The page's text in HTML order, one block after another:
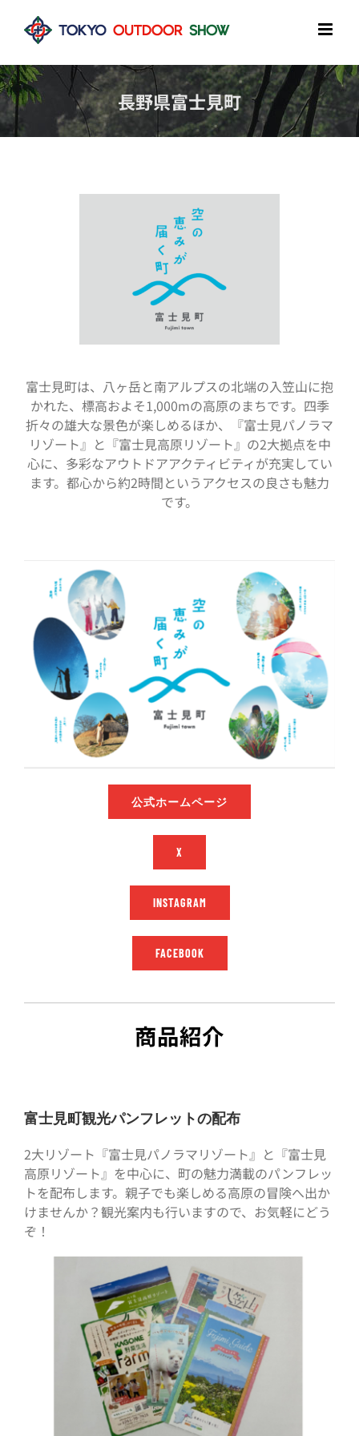
content
長野県富士見町
富士見町は、八ヶ岳と南アルプスの北端の入笠山に抱
かれた、標高およそ1,000mの高原のまちです。四季
折々の雄大な景色が楽しめるほか、『富士見パノラマ
リゾート』と『富士見高原リゾート』の2大拠点を中
心に、多彩なアウトドアアクティビティが充実してい
ます。都心から約2時間というアクセスの良さも魅力
です。
公式ホームページ
X
INSTAGRAM
FACEBOOK
商品紹介
富士見町観光パンフレットの配布
2大リゾート『富士見パノラマリゾート』と『富士見
高原リゾート』を中心に、町の魅力満載のパンフレッ
トを配布します。親子でも楽しめる高原の冒険へ出か
けませんか？観光案内も行いますので、お気軽にどう
ぞ！